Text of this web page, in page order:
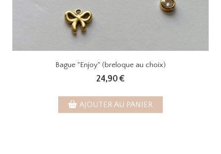
Bague "Enjoy" (breloque au choix)
24,90 €
AJOUTER AU PANIER